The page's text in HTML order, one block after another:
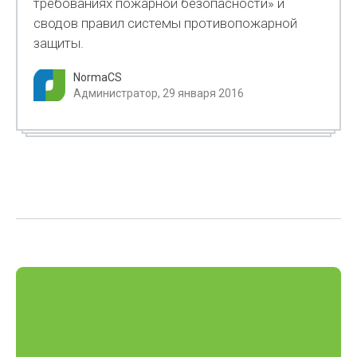
требованиях пожарной безопасности» и
сводов правил системы противопожарной
защиты.
NormaCS
Администратор, 29 января 2016